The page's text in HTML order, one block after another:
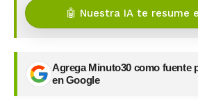
🤖 Nuestra IA te resume
Agrega Minuto30 como fuente
en Google